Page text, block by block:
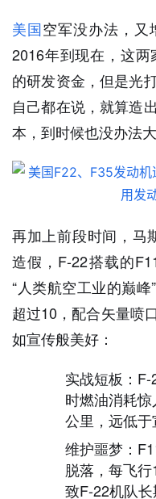
美国空军没办法，又
2016年到现在，这
的研发资金，但是光
自己都在说，就算造
本，到时候也没办法大
再加上前段时间，马
造假，F-22搭载的
“人类航空工业的巅
超过10，配合矢量喷
如宣传般美好：
实战短板：
时燃油消耗
公里，远低于
维护噩梦：
脱落，每飞
致F-22机队